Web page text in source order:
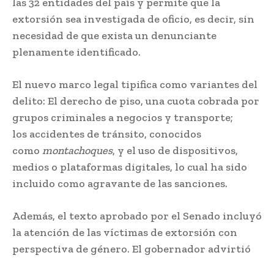
extorsión sea investigada de oficio, es decir, sin
necesidad de que exista un denunciante
plenamente identificado.
El nuevo marco legal tipifica como variantes del
delito: El derecho de piso, una cuota cobrada por
grupos criminales a negocios y transporte;
los accidentes de tránsito, conocidos
como montachoques, y el uso de dispositivos,
medios o plataformas digitales, lo cual ha sido
incluido como agravante de las sanciones.
Además, el texto aprobado por el Senado incluyó
la atención de las víctimas de extorsión con
perspectiva de género. El gobernador advirtió